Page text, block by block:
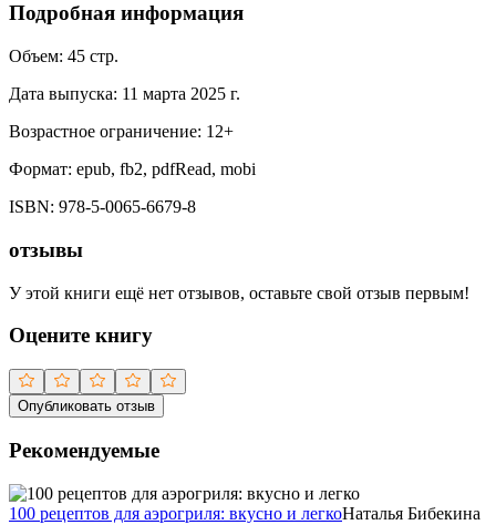
Подробная информация
Объем: 45 стр.
Дата выпуска: 11 марта 2025 г.
Возрастное ограничение: 12+
Формат: epub, fb2, pdfRead, mobi
ISBN: 978-5-0065-6679-8
отзывы
У этой книги ещё нет отзывов, оставьте свой отзыв первым!
Оцените книгу
Опубликовать отзыв
Рекомендуемые
100 рецептов для аэрогриля: вкусно и легкоНаталья Бибекина